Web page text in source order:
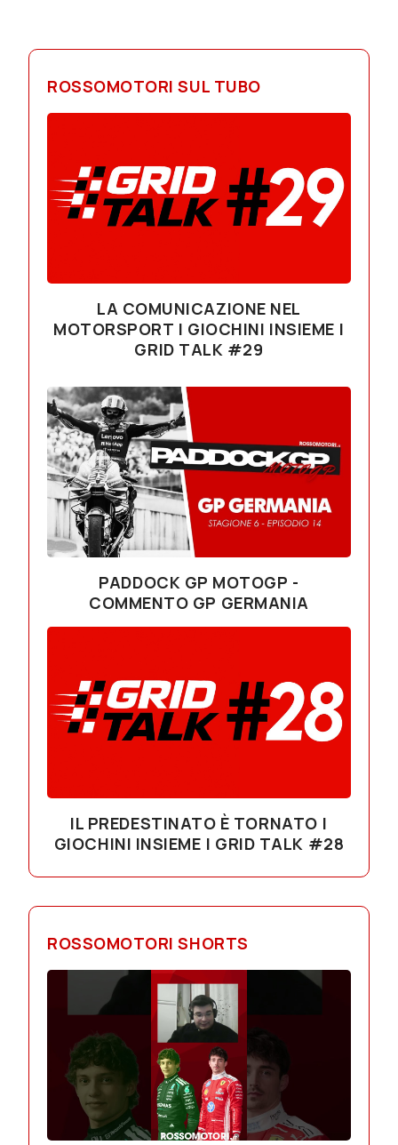
ROSSOMOTORI SUL TUBO
LA COMUNICAZIONE NEL
MOTORSPORT | GIOCHINI INSIEME |
GRID TALK #29
PADDOCK GP MOTOGP -
COMMENTO GP GERMANIA
IL PREDESTINATO È TORNATO |
GIOCHINI INSIEME | GRID TALK #28
ROSSOMOTORI SHORTS